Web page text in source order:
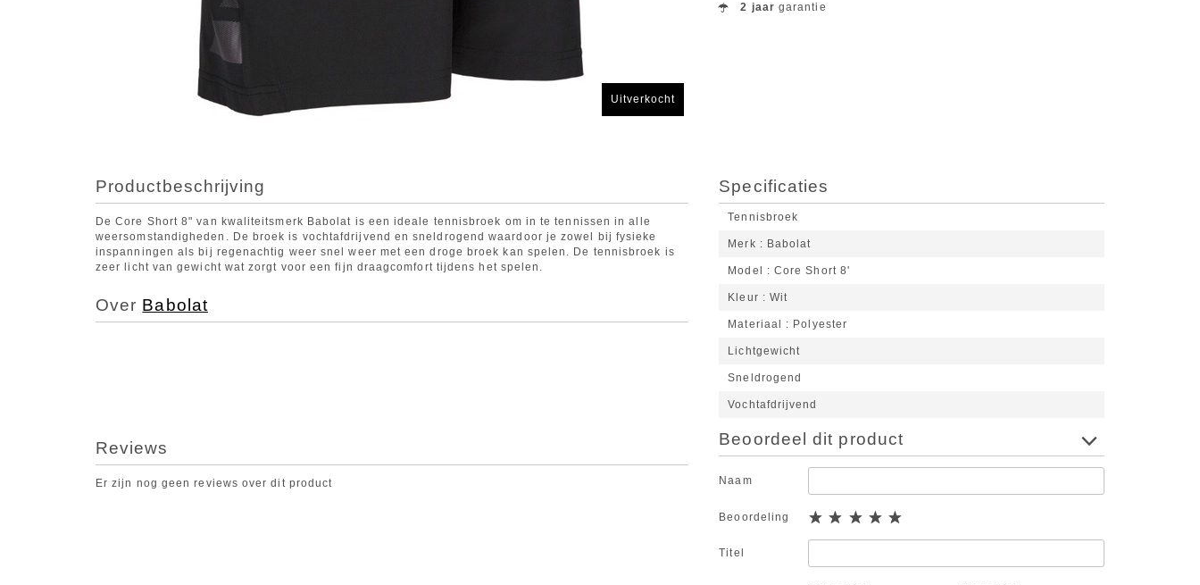
Uitverkocht
2 jaar garantie
Productbeschrijving
De Core Short 8" van kwaliteitsmerk Babolat is een ideale tennisbroek om in te tennissen in alle
weersomstandigheden. De broek is vochtafdrijvend en sneldrogend waardoor je zowel bij fysieke
inspanningen als bij regenachtig weer snel weer met een droge broek kan spelen. De tennisbroek is
zeer licht van gewicht wat zorgt voor een fijn draagcomfort tijdens het spelen.
Over Babolat
Specificaties
Tennisbroek
Merk Babolat
Model Core Short 8'
Kleur Wit
Materiaal Polyester
Lichtgewicht
Sneldrogend
Vochtafdrijvend
Reviews
Er zijn nog geen reviews over dit product
Beoordeel dit product
Naam
Beoordeling
Titel